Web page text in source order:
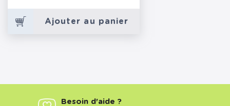
Ajouter au panier
Besoin d'aide ?